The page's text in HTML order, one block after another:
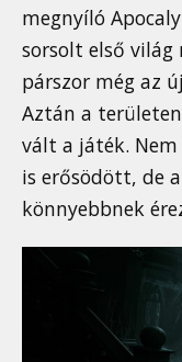
megnyíló
sorsolt első világ
párszor még az
Aztán a
vált a játék.
is erősödött, de
könnyebbnek